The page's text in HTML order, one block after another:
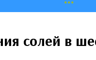
солей в